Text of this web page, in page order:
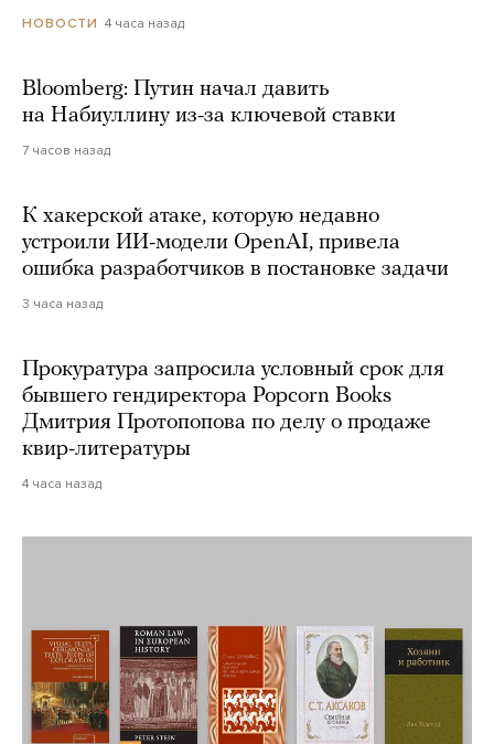
НОВОСТИ 4 часа назад
Bloomberg: Путин начал давить
на Набиуллину из-за ключевой ставки
7 часов назад
К хакерской атаке, которую недавно
устроили ИИ-модели OpenAI, привела
ошибка разработчиков в постановке задачи
3 часа назад
Прокуратура запросила условный срок для
бывшего гендиректора Popcorn Books
Дмитрия Протопопова по делу о продаже
квир-литературы
4 часа назад